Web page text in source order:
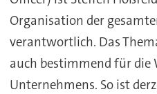
Organisation der
verantwortlich. Das
auch bestimmend für die
Unternehmens. So ist